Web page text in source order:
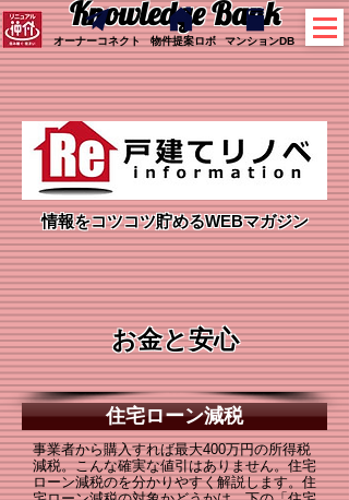
オーナーコネクト 物件提案ロボ マンションDB
Knowledge Bank
情報をコツコツ貯めるWEBマガジン
お金と安心
住宅ローン減税
事業者から購入すれば最大400万円の所得税
減税。こんな確実な値引はありません。住宅
ローン減税のを分かりやすく解説します。住